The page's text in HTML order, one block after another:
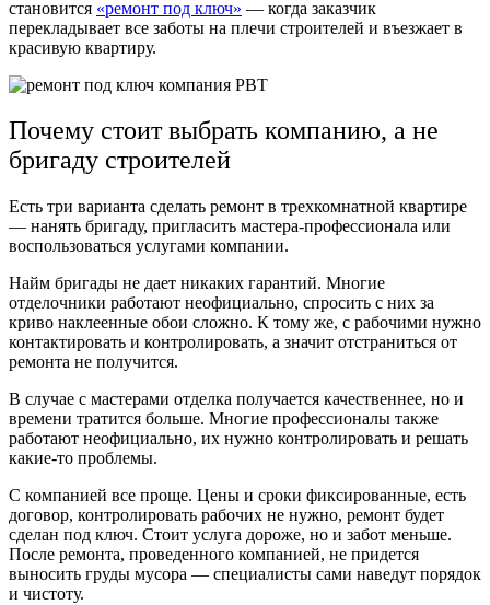
становится «ремонт под ключ» — когда заказчик
перекладывает все заботы на плечи строителей и въезжает в
красивую квартиру.
Почему стоит выбрать компанию, а не
бригаду строителей
Есть три варианта сделать ремонт в трехкомнатной квартире
— нанять бригаду, пригласить мастера-профессионала или
воспользоваться услугами компании.
Найм бригады не дает никаких гарантий. Многие
отделочники работают неофициально, спросить с них за
криво наклеенные обои сложно. К тому же, с рабочими нужно
контактировать и контролировать, а значит отстраниться от
ремонта не получится.
В случае с мастерами отделка получается качественнее, но и
времени тратится больше. Многие профессионалы также
работают неофициально, их нужно контролировать и решать
какие-то проблемы.
С компанией все проще. Цены и сроки фиксированные, есть
договор, контролировать рабочих не нужно, ремонт будет
сделан под ключ. Стоит услуга дороже, но и забот меньше.
После ремонта, проведенного компанией, не придется
выносить груды мусора — специалисты сами наведут порядок
и чистоту.